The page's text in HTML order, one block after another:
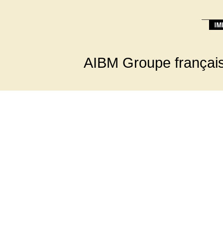
AIBM Groupe